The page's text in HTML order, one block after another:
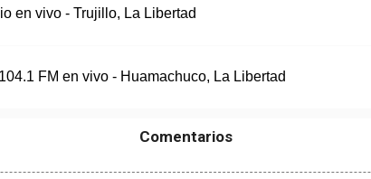
en vivo - Trujillo, La Libertad
FM en vivo - Huamachuco, La Libertad
Comentarios